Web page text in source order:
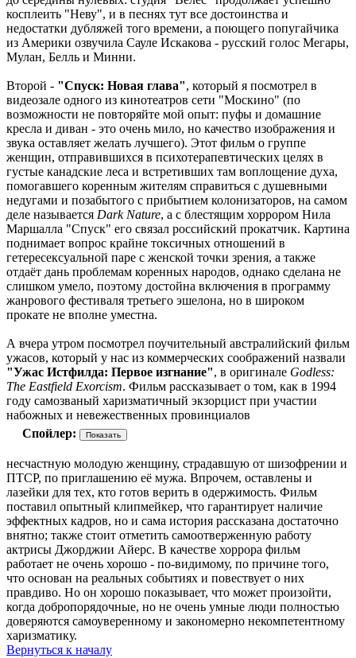
косплеить "Неву", и в песнях тут все достоинства и
недостатки дубляжей того времени, а поющего попугайчика
из Америки озвучила Сауле Искакова - русский голос Мегары,
Мулан, Белль и Минни.
Второй - "Спуск: Новая глава", который я посмотрел в
видеозале одного из кинотеатров сети "Москино" (по
возможности не повторяйте мой опыт: пуфы и домашние
кресла и диван - это очень мило, но качество изображения и
звука оставляет желать лучшего). Этот фильм о группе
женщин, отправившихся в психотерапевтических целях в
густые канадские леса и встретивших там воплощение духа,
помогавшего коренным жителям справиться с душевными
недугами и позабытого с прибытием колонизаторов, на самом
деле называется Dark Nature, а с блестящим хоррором Нила
Маршалла "Спуск" его связал российский прокатчик. Картина
поднимает вопрос крайне токсичных отношений в
гетересексуальной паре с женской точки зрения, а также
отдаёт дань проблемам коренных народов, однако сделана не
слишком умело, поэтому достойна включения в программу
жанрового фестиваля третьего эшелона, но в широком
прокате не вполне уместна.
А вчера утром посмотрел поучительный австралийский фильм
ужасов, который у нас из коммерческих соображений назвали
"Ужас Истфилда: Первое изгнание", в оригинале Godless:
The Eastfield Exorcism. Фильм рассказывает о том, как в 1994
году самозваный харизматичный экзорцист при участии
набожных и невежественных провинциалов
Спойлер:
несчастную молодую женщину, страдавшую от шизофрении и
ПТСР, по приглашению её мужа. Впрочем, оставлены и
лазейки для тех, кто готов верить в одержимость. Фильм
поставил опытный клипмейкер, что гарантирует наличие
эффектных кадров, но и сама история рассказана достаточно
внятно; также стоит отметить самоотверженную работу
актрисы Джорджии Айерс. В качестве хоррора фильм
работает не очень хорошо - по-видимому, по причине того,
что основан на реальных событиях и повествует о них
правдиво. Но он хорошо показывает, что может произойти,
когда добропорядочные, но не очень умные люди полностью
доверяются самоуверенному и закономерно некомпетентному
харизматику.
Вернуться к началу